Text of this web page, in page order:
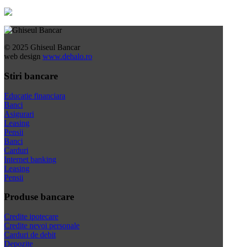
© 2025 Ghiseul Bancar
web design www.dehalo.ro
Stiri bancare
Educatie financiara
Banci
Asigurari
Leasing
Pensii
Banci
Carduri
Internet banking
Leasing
Pensii
Produse bancare
Credite ipotecare
Credite nevoi personale
Carduri de debit
Depozite